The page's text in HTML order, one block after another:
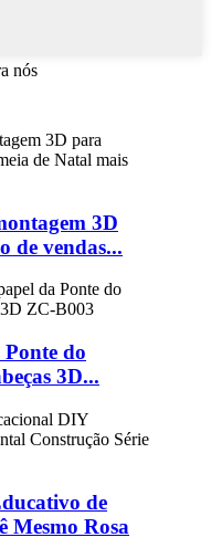
nós
3D
de vendas...
do
3D...
de
Mesmo Rosa